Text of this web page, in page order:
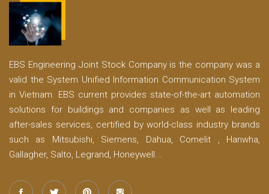
EBS Engineering Joint Stock Company is the company was a
valid the System Unified Information Communication System
in Vietnam. EBS current provides state-of-the-art automation
solutions for buildings and companies as well as leading
after-sales services, certified by world-class industry brands
such as Mitsubishi, Siemens, Dahua, Comelit , Hanwha,
Gallagher, Salto, Legrand, Honeywell...